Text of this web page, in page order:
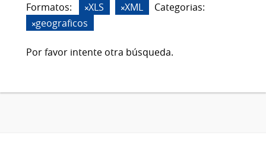
Formatos: XLS XML
Categorias:
geograficos
Por favor intente otra búsqueda.